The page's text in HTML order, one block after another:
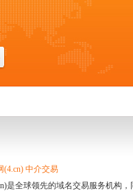
(4.cn) 中介交易
是全球领先的域名交易服务机构